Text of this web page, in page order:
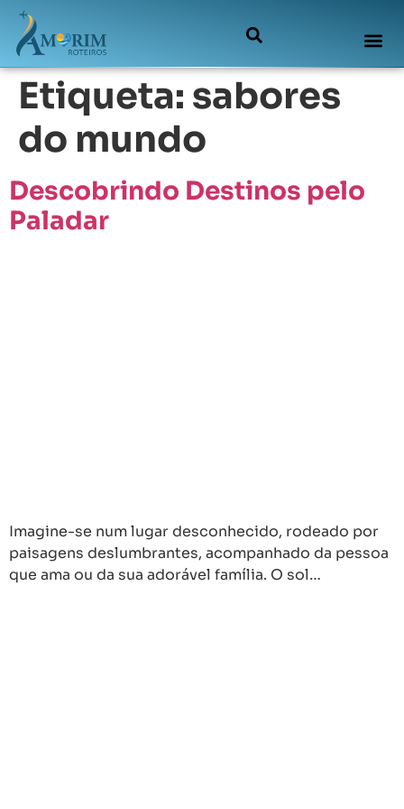
Etiqueta: sabores
do mundo
Descobrindo Destinos pelo
Paladar
Imagine-se num lugar desconhecido, rodeado por
paisagens deslumbrantes, acompanhado da pessoa
que ama ou da sua adorável família. O sol…